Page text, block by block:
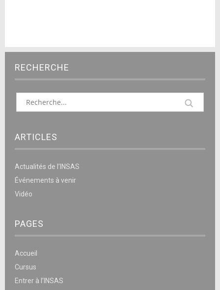
RECHERCHE
ARTICLES
Actualités de l’INSAS
Événements à venir
Vidéo
PAGES
Accueil
Cursus
Entrer à l’INSAS